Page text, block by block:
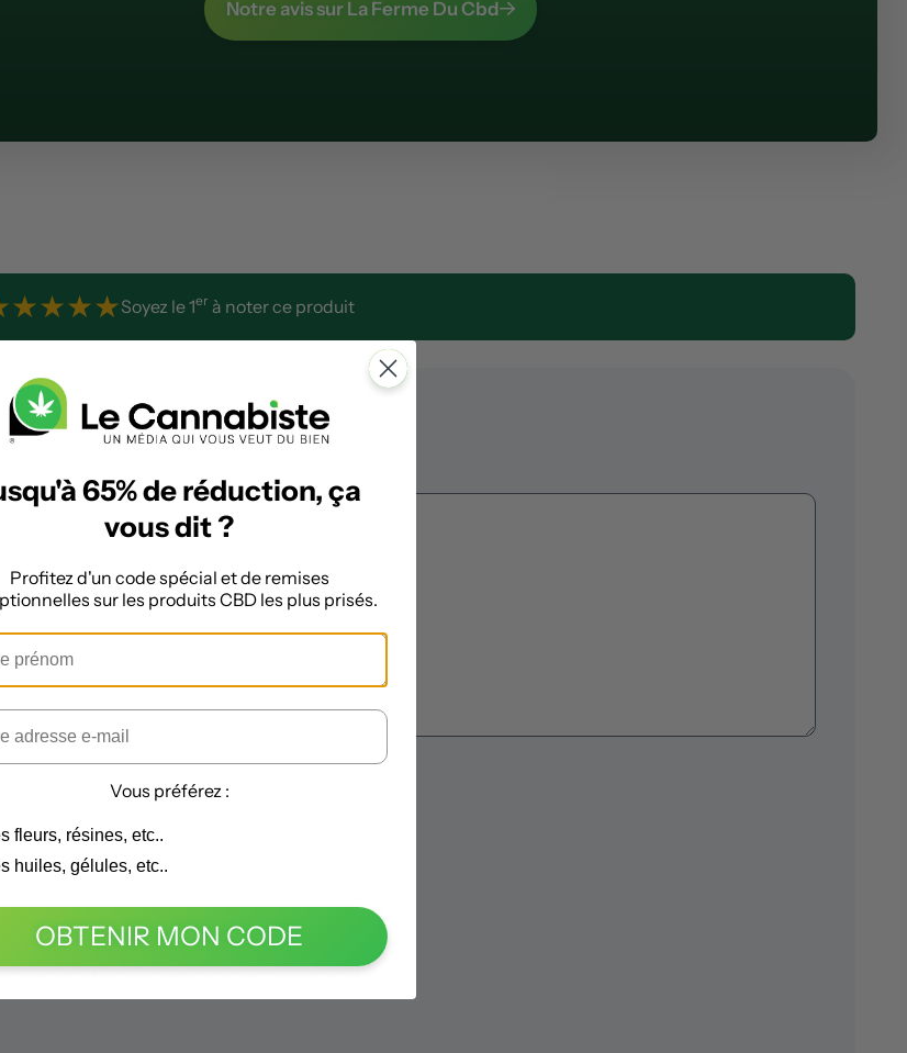
Notre avis sur La Ferme Du Cbd
★★★★Soyez le 1er à noter ce produit
pour mon prochain commentaire.
65% de réduction, ça
vous dit ?
Profitez d'un code spécial et de remises
sur les produits CBD les plus prisés.
Vous préférez :
fleurs, résines, etc..
huiles, gélules, etc..
OBTENIR MON CODE